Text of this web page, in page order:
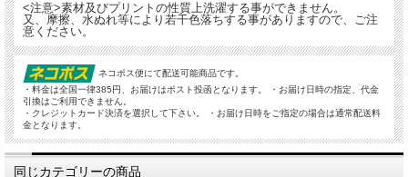
<注意>素材及びプリントの性質上洗濯する事ができません。
又、摩擦、水ぬれ等により若干色落ちする事がありますので、ご注
意ください。
ネコポス便にて配送可能商品です。
・料金は全国一律385円、お届けはポスト投函となります。 ・お届け日時の指定、代金
引換はご利用できません。
・クレジットカード決済を選択して下さい。 ・お届け日時をご指定の場合は通常配送料
金となります。
同じカテゴリーの商品